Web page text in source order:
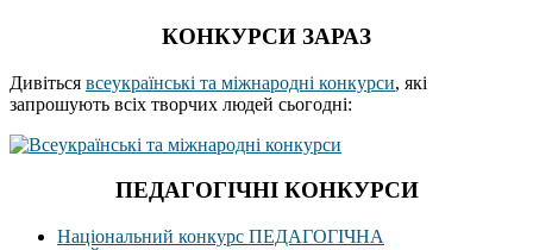
КОНКУРСИ ЗАРАЗ
Дивіться всеукраїнські та міжнародні конкурси, які
запрошують всіх творчих людей сьогодні:
ПЕДАГОГІЧНІ КОНКУРСИ
Національний конкурс ПЕДАГОГІЧНА